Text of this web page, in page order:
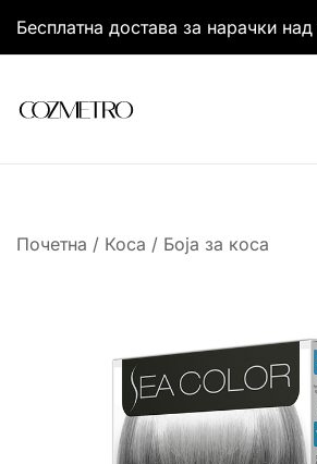
Бесплатна достава за нарачки
Почетна / Коса / Боја за коса